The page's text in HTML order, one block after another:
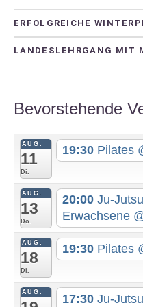
ERFOLGREICHE
LANDESLEHRGANG MIT
Bevorstehende
AUG.
11
Di.
19:30 Pilates
AUG.
13
Do.
20:00 Ju-
Erwachsene
AUG.
18
Di.
19:30 Pilates
AUG. 17:30 Ju-